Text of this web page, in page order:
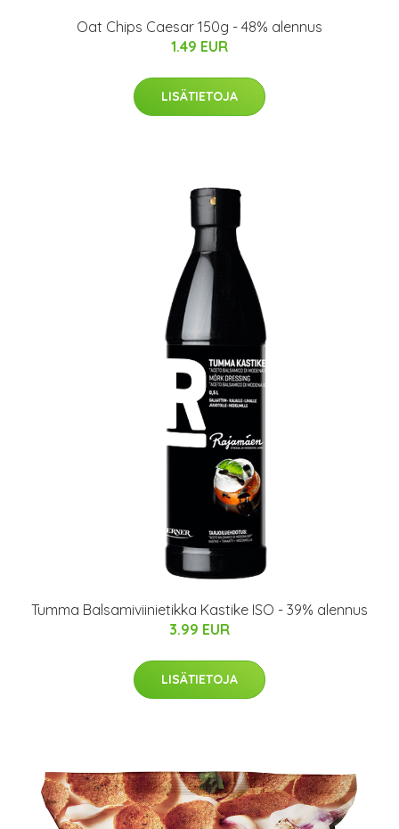
Oat Chips Caesar 150g - 48% alennus
1.49 EUR
LISÄTIETOJA
Tumma Balsamiviinietikka Kastike ISO - 39% alennus
3.99 EUR
LISÄTIETOJA